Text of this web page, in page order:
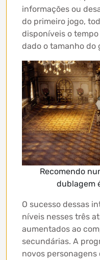
informações ou
do primeiro jogo,
disponíveis o
dado o tamanho do
Recomendo
dublagem
O sucesso dessas
níveis nesses três
aumentados ao
secundárias. A
novos